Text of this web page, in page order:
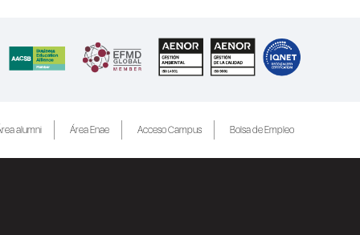
alumni Área Enae Acceso Campus Bolsa de Empleo